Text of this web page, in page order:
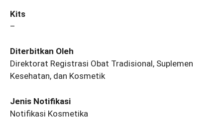
Kits
–
Diterbitkan Oleh
Direktorat Registrasi Obat Tradisional, Suplemen
Kesehatan, dan Kosmetik
Jenis Notifikasi
Notifikasi Kosmetika